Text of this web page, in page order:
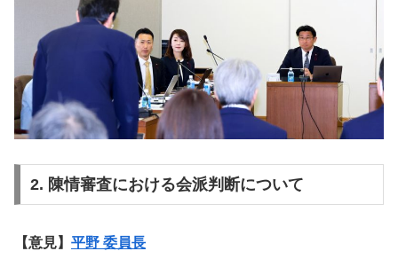
2. 陳情審査における会派判断について
【意見】 平野 委員長